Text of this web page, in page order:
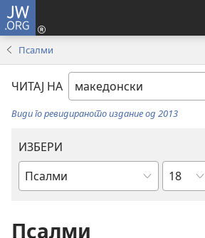
JW.ORG
Псалми
ЧИТАЈ НА
Види го ревидираното издание од 2013
ИЗБЕРИ
Библиска
Поглавје
Псалми